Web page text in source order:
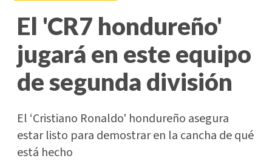
El 'CR7 hondureño'
jugará en este equipo
de segunda división
El ‘Cristiano Ronaldo' hondureño asegura
estar listo para demostrar en la cancha de qué
está hecho